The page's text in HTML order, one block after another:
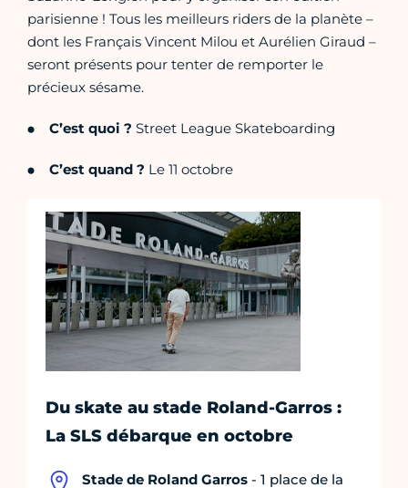
parisienne ! Tous les meilleurs riders de la planète –
dont les Français Vincent Milou et Aurélien Giraud –
seront présents pour tenter de remporter le
précieux sésame.
C’est quoi ? Street League Skateboarding
C’est quand ? Le 11 octobre
Du skate au stade Roland-Garros :
La SLS débarque en octobre
Stade de Roland Garros - 1 place de la